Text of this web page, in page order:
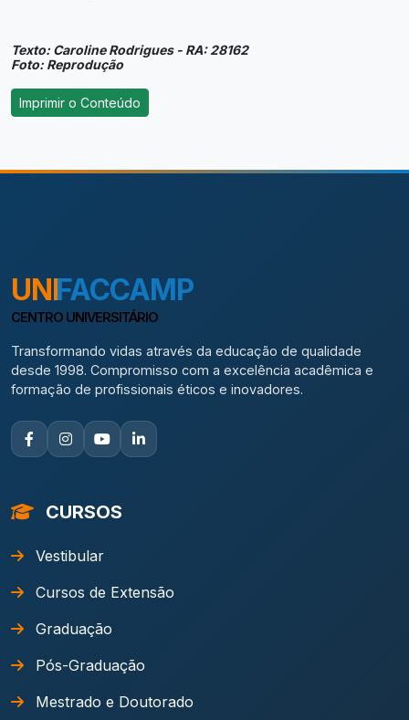
Texto: Caroline Rodrigues - RA: 28162
Foto: Reprodução
UNIFACCAMP
CENTRO UNIVERSITÁRIO
Transformando vidas através da educação de qualidade
desde 1998. Compromisso com a excelência acadêmica e
formação de profissionais éticos e inovadores.
CURSOS
Vestibular
Cursos de Extensão
Graduação
Pós-Graduação
Mestrado e Doutorado